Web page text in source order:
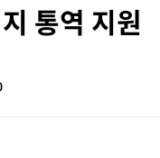
통역 지원